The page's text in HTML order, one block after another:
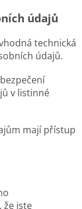
údajů
technická
údajů.
v listinné
mají přístup
že jste